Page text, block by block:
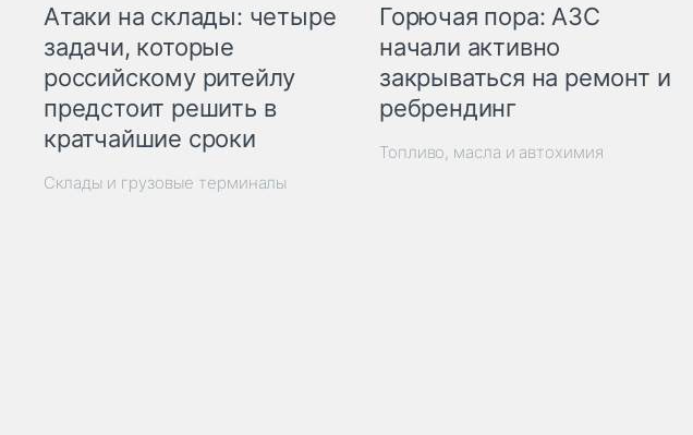
Атаки на склады: четыре
задачи, которые
российскому ритейлу
предстоит решить в
кратчайшие сроки
Склады и грузовые терминалы
Горючая пора: АЗС
начали активно
закрываться на ремонт и
ребрендинг
Топливо, масла и автохимия